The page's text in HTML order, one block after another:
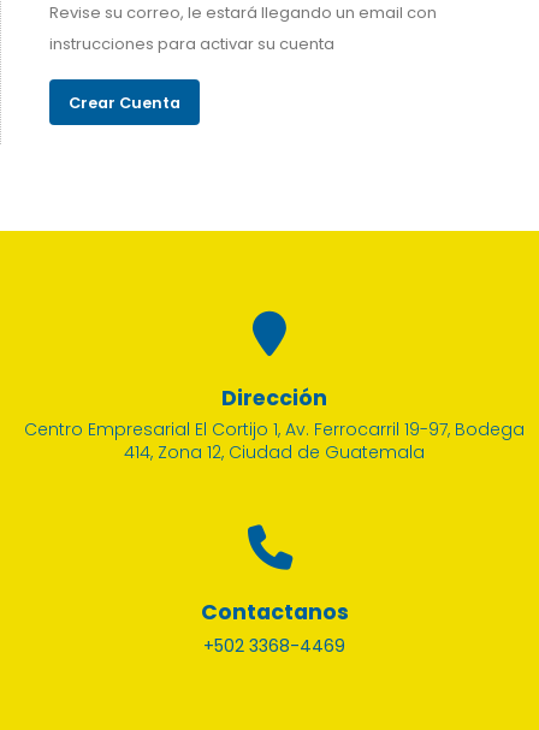
Revise su correo, le estará llegando un email con
instrucciones para activar su cuenta
Dirección
Centro Empresarial El Cortijo 1, Av. Ferrocarril 19-97, Bodega
414, Zona 12, Ciudad de Guatemala
Contactanos
+502 3368-4469